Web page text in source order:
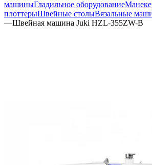
машиныГладильное оборудование
плоттерыШвейные столыВязальные
—Швейная машина Juki HZL-355ZW-B